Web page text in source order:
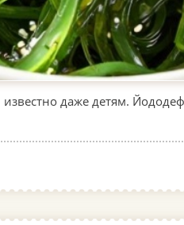
даже детям.